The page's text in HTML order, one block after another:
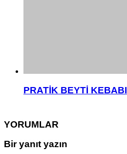
PRATİK BEYTİ KEBABI
YORUMLAR
Bir yanıt yazın